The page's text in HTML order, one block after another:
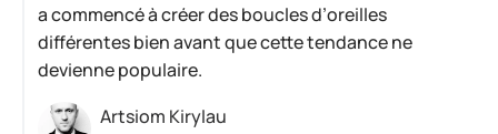
a commencé à créer des boucles d’oreilles
différentes bien avant que cette tendance ne
devienne populaire.
Artsiom Kirylau